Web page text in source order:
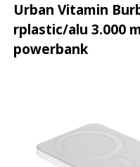
Urban Vitamin
rplastic/alu 3.000
powerbank